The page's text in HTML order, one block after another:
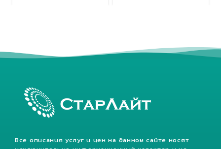
Все описания услуг и цен на данном сайте носят